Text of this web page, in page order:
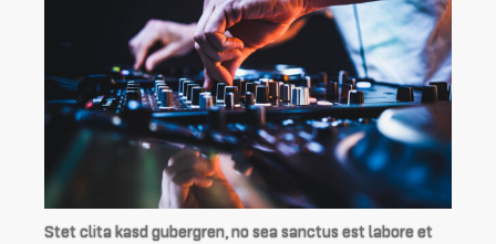
Stet clita kasd gubergren, no sea sanctus est labore et